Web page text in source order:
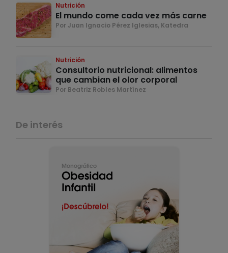
Nutrición
El mundo come cada vez más carne
Por Juan Ignacio Pérez Iglesias, Katedra
Nutrición
Consultorio nutricional: alimentos
que cambian el olor corporal
Por Beatriz Robles Martínez
De interés